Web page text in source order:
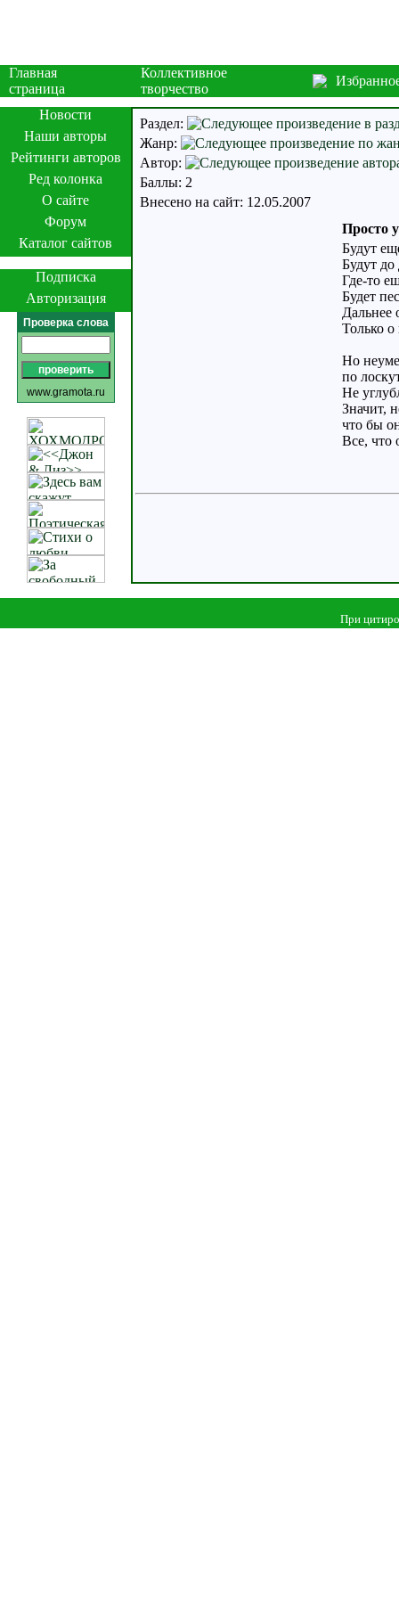
Главная
страница
Коллективное
творчество
Новости
Наши авторы
Рейтинги авторов
Ред колонка
О сайте
Форум
Каталог сайтов
Подписка
Авторизация
Проверка слова
www.gramota.ru
Раздел:
Жанр:
Автор:
Баллы: 2
Внесено на сайт: 12.05.2007
Просто
Будут
Будут
Где-то
Будет
Только о
Но
по
Не
Значит,
что бы
Все, что
При